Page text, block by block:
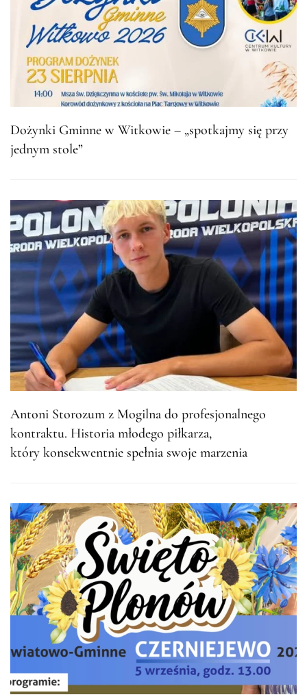
Dożynki Gminne w Witkowie – „spotkajmy się przy
jednym stole”
Antoni Storozum z Mogilna do profesjonalnego
kontraktu. Historia młodego piłkarza,
który konsekwentnie spełnia swoje marzenia